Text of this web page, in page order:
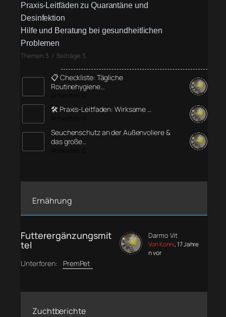
Praxis-Leitfäden zu Quarantäne und
Desinfektion
Hilfe und Beratung bei gesundheitlichen
Problemen
Themen: 3 / Beiträge: 3
📋 Checkliste: Tägliche
Routinehygiene…
🛠️ Praxis-Leitfaden: Wirksame …
Seuchenschutz an der Außenvoliere &
das große…
Ernährung
Futterergänzungsmit
tel
Unterforen: PremPet
Darmo Vit
Von Konni, 17 Jahre
n vor
Zuchtberichte